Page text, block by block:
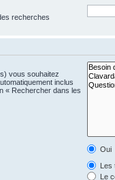
recherches
vous souhaitez
inclus
« Rechercher dans les
Oui
Les
Le